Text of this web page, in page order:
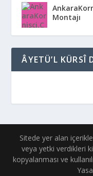
Montajı
ÂYETÜ’L KÜRSÎ
Sitede yer alan
veya yetki verdikleri
kopyalanması ve